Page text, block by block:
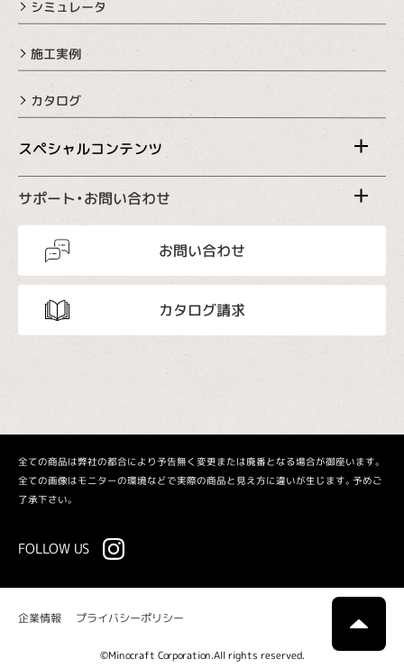
シミュレータ
施工実例
カタログ
スペシャルコンテンツ
サポート・お問い合わせ
お問い合わせ
カタログ請求
全ての商品は弊社の都合により予告無く変更または廃番となる場合が御座います。
全ての画像はモニターの環境などで実際の商品と見え方に違いが生じます。予めご
了承下さい。
FOLLOW US
企業情報 プライバシーポリシー
©Minocraft Corporation.All rights reserved.